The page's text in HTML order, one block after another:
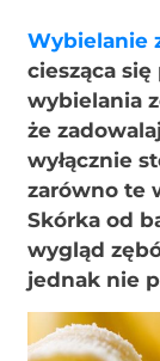
Wybielanie
ciesząca
wybielania
że
wyłącznie
zarówno te
Skórka od
wygląd
jednak nie